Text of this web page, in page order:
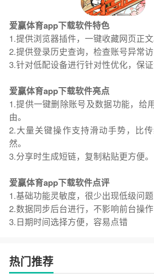
爱赢体育app下载软件特色
1.提供浏览器插件，一键收藏网页正文
2.提供登录历史查询，检查账号异常访
3.针对低配设备进行针对性优化，保证
爱赢体育app下载软件亮点
1.提供一键删除账号及数据功能，给
由。
2.大量关键操作支持滑动手势，比
然。
3.分享时生成短链，复制粘贴更方便。
爱赢体育app下载软件点评
1.基础功能灵敏度，很少出现低级问题
2.数据同步后台进行，不影响前台操作
3.日期时间选择方便，容易点错
热门推荐